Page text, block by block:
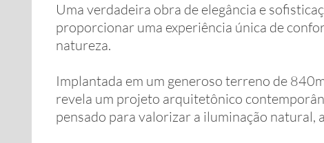
Uma verdadeira obra de elegância e
proporcionar uma experiência única de
natureza.
Implantada em um generoso terreno de
revela um projeto arquitetônico
pensado para valorizar a iluminação natural,